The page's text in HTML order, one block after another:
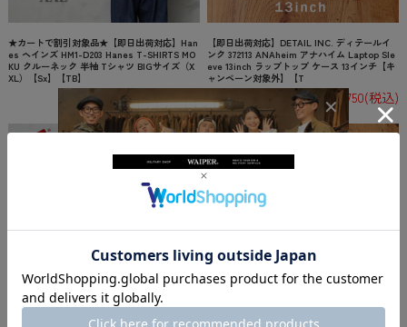
★カートで割引対象品★【即日出荷対応】Han
es ヘインズ HM1-D203 Hanes T-SHIRTS MO
KU クルーネック 半袖 Tシャツ BIGサイズ（X
XL）【Sx】【TB】
¥3,850(税込)
【即日出荷対応】DETAIL INC. ディテールイ
ンク 372113 ANAheim アナハイム Laptop Sle
eve 13inch ラップトップ ケース 13インチ【キ
ャンペーン対象外】【T
¥2,750(税込)